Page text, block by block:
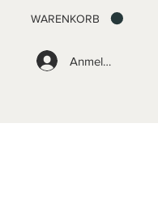
Anmelden
WARENKORB